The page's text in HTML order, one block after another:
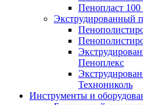
Пенопласт
Экструдированный
Пеноплекс
Технониколь
Инструменты и